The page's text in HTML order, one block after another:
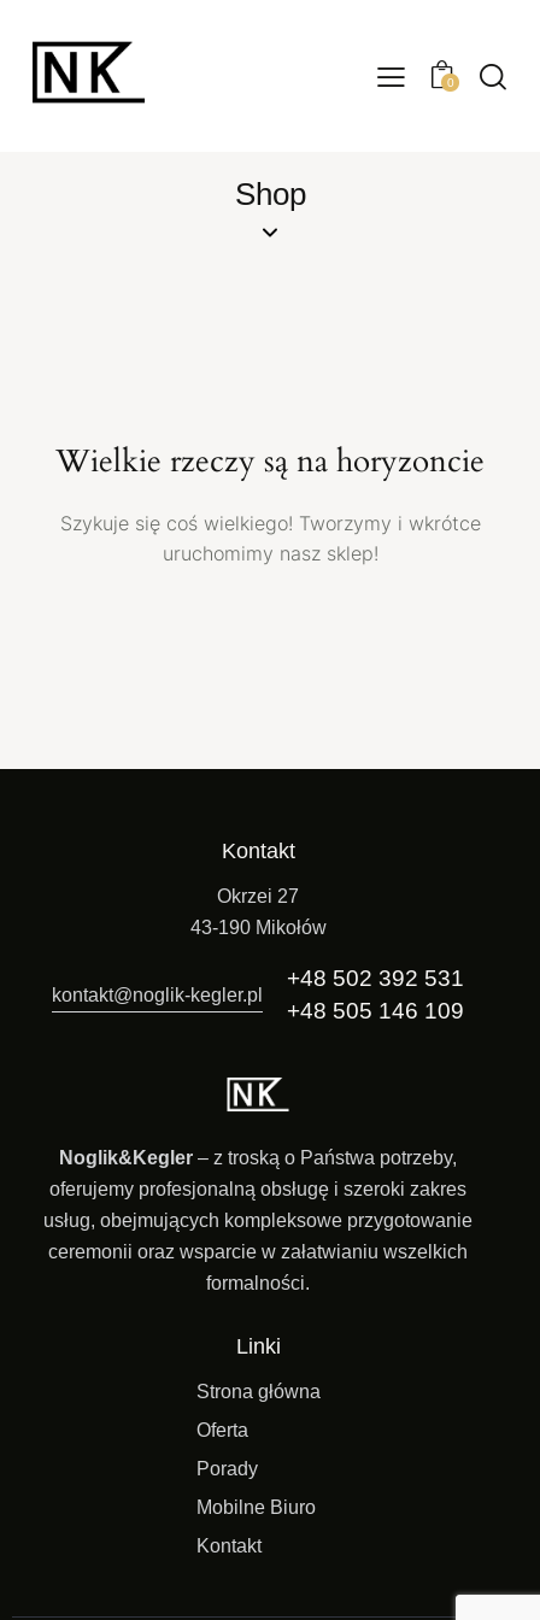
0
Shop
Wielkie rzeczy są na horyzoncie
Szykuje się coś wielkiego! Tworzymy i wkrótce
uruchomimy nasz sklep!
Kontakt
Okrzei 27
43-190 Mikołów
kontakt@noglik-kegler.pl
+48 502 392 531
+48 505 146 109
Noglik&Kegler – z troską o Państwa potrzeby,
oferujemy profesjonalną obsługę i szeroki zakres
usług, obejmujących kompleksowe przygotowanie
ceremonii oraz wsparcie w załatwianiu wszelkich
formalności.
Linki
Strona główna
Oferta
Porady
Mobilne Biuro
Kontakt